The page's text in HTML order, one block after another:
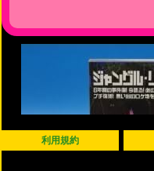
利用規約